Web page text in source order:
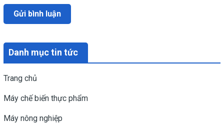
Danh mục tin tức
Trang chủ
Máy chế biến thực phẩm
Máy nông nghiệp
Gửi bình luận